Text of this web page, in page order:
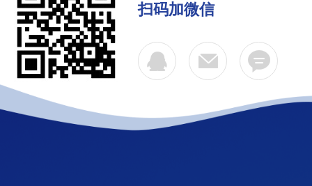
扫码加微信